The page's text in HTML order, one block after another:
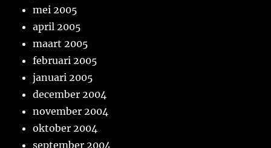
mei 2005
april 2005
maart 2005
februari 2005
januari 2005
december 2004
november 2004
oktober 2004
september 2004